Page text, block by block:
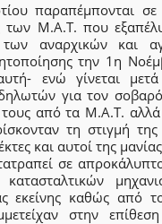
παραπέμπονται σε
των Μ.Α.Τ. που
των αναρχικών και
την 1η
ενώ γίνεται
για τον
τους από τα Μ.Α.Τ.
τη στιγμή
και αυτοί της
σε
εκείνης καθώς από
στην